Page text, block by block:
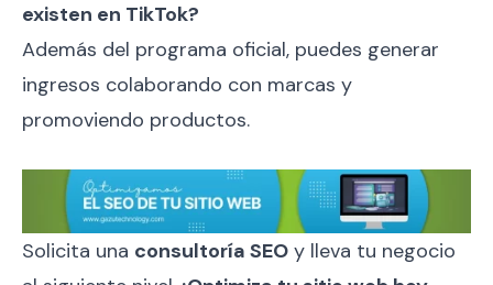
existen en TikTok?
Además del programa oficial, puedes generar
ingresos colaborando con marcas y
promoviendo productos.
Solicita una consultoría SEO y lleva tu negocio